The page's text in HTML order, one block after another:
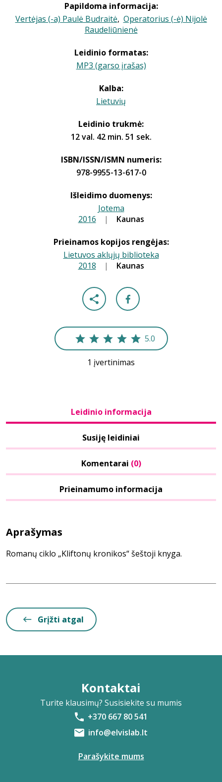
Papildoma informacija:
Vertėjas (-a) Paulė Budraitė, Operatorius (-ė) Nijolė
Raudeliūnienė
Leidinio formatas:
MP3 (garso įrašas)
Kalba:
Lietuvių
Leidinio trukmė:
12 val. 42 min. 51 sek.
ISBN/ISSN/ISMN numeris:
978-9955-13-617-0
Išleidimo duomenys:
Jotema
2016 | Kaunas
Prieinamos kopijos rengėjas:
Lietuvos aklųjų biblioteka
2018 | Kaunas
5.0
1 įvertinimas
Leidinio informacija
Susiję leidiniai
Komentarai (0)
Prieinamumo informacija
Aprašymas
Romanų ciklo „Kliftonų kronikos“ šeštoji knyga.
Grįžti atgal
Kontaktai
Turite klausimų? Susisiekite su mumis
+370 667 80 541
info@elvislab.lt
Parašykite mums